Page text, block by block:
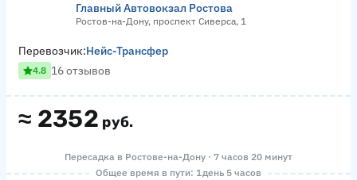
Главный Автовокзал Ростова
Ростов-на-Дону, проспект Сиверса, 1
≈ 2352 руб.
Перевозчик:Нейс-Трансфер
4.8 16 отзывов
Пересадка в Ростове-на-Дону · 7 часов 20 минут
Общее время в пути: 1 день 5 часов